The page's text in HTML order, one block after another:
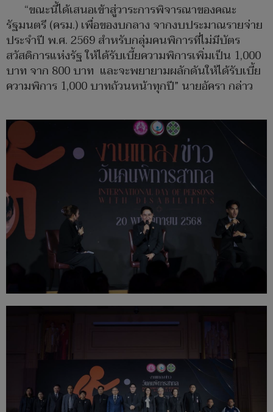
“ขณะนี้ได้เสนอเข้าสู่วาระการพิจารณาของคณะ
รัฐมนตรี (ครม.) เพื่อของบกลาง จากงบประมาณรายจ่าย
ประจำปี พ.ศ. 2569 สำหรับกลุ่มคนพิการที่ไม่มีบัตร
สวัสดิการแห่งรัฐ ให้ได้รับเบี้ยความพิการเพิ่มเป็น 1,000
บาท จาก 800 บาท และจะพยายามผลักดันให้ได้รับเบี้ย
ความพิการ 1,000 บาทถ้วนหน้าทุกปี” นายอัครา กล่าว